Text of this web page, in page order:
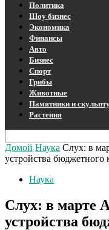
Политика
Шоу бизнес
Экономика
Финансы
Авто
Бизнес
Спорт
Грибы
Животные
Памятники и
Растения
Домой Наука Слух: в
устройства бюджетного
Наука
Слух: в марте
устройства